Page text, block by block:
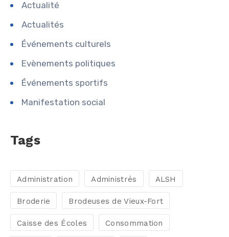
Actualité
Actualités
Événements culturels
Evènements politiques
Événements sportifs
Manifestation social
Tags
Administration Administrés ALSH
Broderie Brodeuses de Vieux-Fort
Caisse des Écoles Consommation